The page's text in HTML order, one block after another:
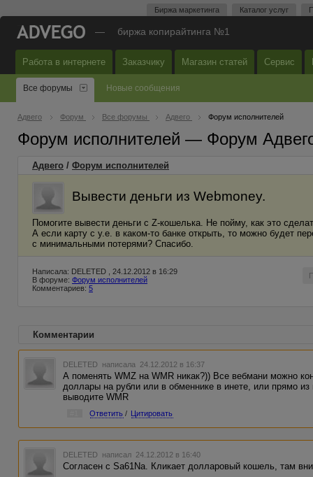
Биржа маркетинга Каталог услуг
— биржа копирайтинга №1
Работа в интернете Заказчику Магазин статей Сервис
Все форумы Новые сообщения
Адвего Форум Все форумы Адвего Форум исполнителей
Форум исполнителей — Форум
Адвего / Форум исполнителей
Вывести деньги из Webmoney.
Помогите вывести деньги с Z-кошелька. Не пойму, как это
А если карту с у.е. в каком-то банке открыть, то можно будет
с минимальными потерями? Спасибо.
Написала: DELETED , 24.12.2012 в 16:29
В форуме: Форум исполнителей
Комментариев: 5
Комментарии
DELETED написала 24.12.2012 в 16:37
А поменять WMZ на WMR никак?)) Все вебмани можно
доллары на рубли или в обменнике в инете, или прямо
выводите WMR
Ответить / Цитировать
DELETED написал 24.12.2012 в 16:40
Согласен с Sa61Na. Кликает долларовый кошель, там